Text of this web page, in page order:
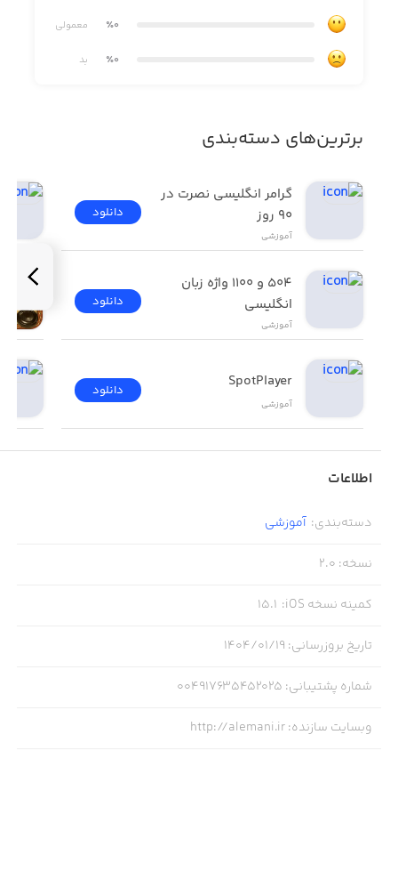
٪0 معمولی
٪0 بد
برترین‌های دسته‌بندی
٩٠ روز
آموزشی
دانلود
انگلیسی
آموزشی
دانلود
SpotPlayer
آموزشی
دانلود
اطلاعات
دسته‌بندی: آموزشی
نسخه:
2.0
کمینه نسخه iOS :
15.1
تاریخ بروزرسانی: ۱۴۰۴/۰۱/۱۹
شماره پشتیبانی:
004917635452025
وبسایت سازنده:
http://alemani.ir